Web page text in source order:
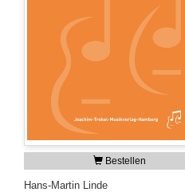
Bestellen
Hans-Martin Linde